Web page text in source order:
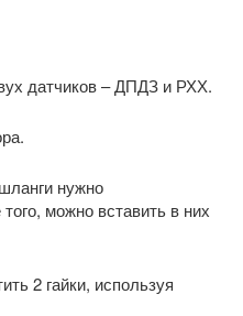
датчиков – ДПДЗ и РХХ.
нужно
можно вставить в них
2 гайки, используя